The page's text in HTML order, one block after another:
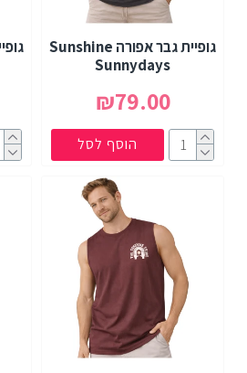
גופיית גבר אפורה Sunshine
Sunnydays
₪79.00
הוסף לסל